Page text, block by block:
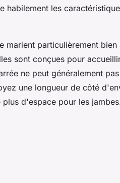
habilement les
marient particulièrement
sont conçues pour
ne peut généralement
une longueur de côté
d'espace pour les